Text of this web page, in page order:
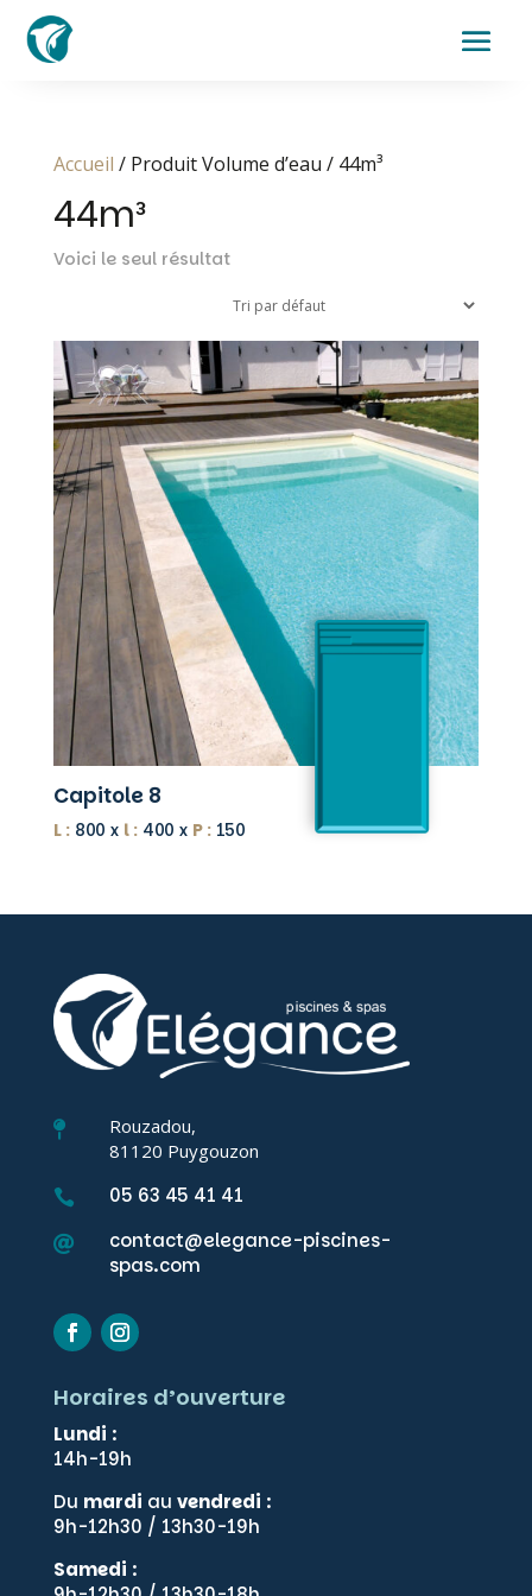
Accueil / Produit Volume d’eau / 44m³
44m³
Voici le seul résultat
Capitole 8
L :800 x l :400 x P :150

Rouzadou,
81120 Puygouzon
 05 63 45 41 41

contact@elegance-piscines-
spas.com
Horaires d’ouverture
Lundi :
14h-19h
Du mardi au vendredi :
9h-12h30 / 13h30-19h
Samedi :